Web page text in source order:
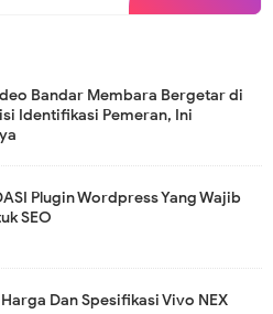
Bandar Membara Bergetar di
Identifikasi Pemeran, Ini
Plugin Wordpress Yang Wajib
SEO
Dan Spesifikasi Vivo NEX